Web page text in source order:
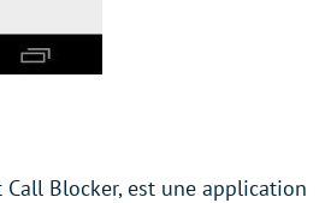
Call Blocker, est une application